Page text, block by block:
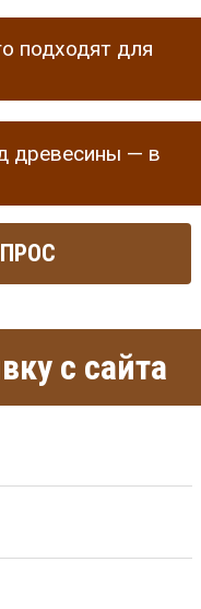
подходят для
древесины — в
с сайта